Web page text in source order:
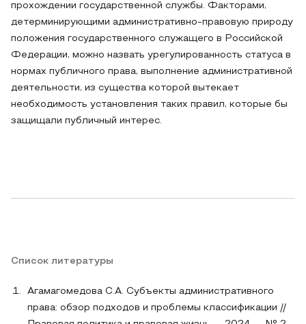
прохождении государственной службы. Факторами,
детерминирующими административно-правовую природу
положения государственного служащего в Российской
Федерации, можно назвать урегулированность статуса в
нормах публичного права, выполнение административной
деятельности, из существа которой вытекает
необходимость установления таких правил, которые бы
защищали публичный интерес.
Список литературы
Агамагомедова С.А. Субъекты административного
права: обзор подходов и проблемы классификации //